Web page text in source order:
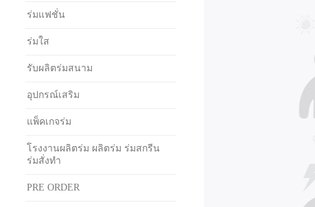
ร่มแฟชั่น
ร่มใส
รับผลิตร่มสนาม
อุปกรณ์เสริม
แพ็คเกจร่ม
โรงงานผลิตร่ม ผลิตร่ม ร่มสกรีน
ร่มสั่งทำ
PRE ORDER